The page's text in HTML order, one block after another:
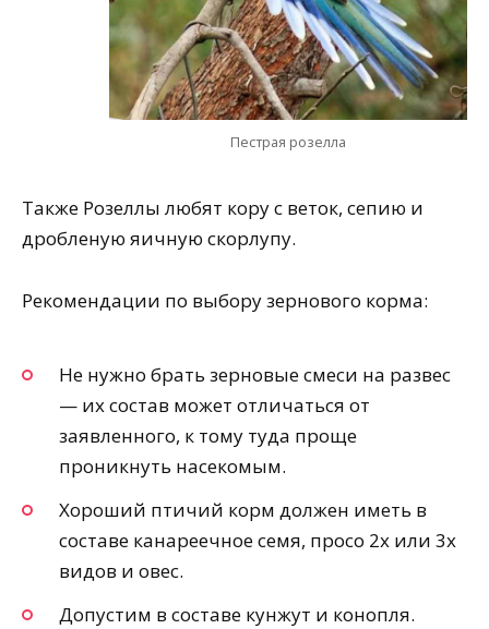
Пестрая розелла
Также Розеллы любят кору с веток, сепию и
дробленую яичную скорлупу.
Рекомендации по выбору зернового корма:
Не нужно брать зерновые смеси на развес
— их состав может отличаться от
заявленного, к тому туда проще
проникнуть насекомым.
Хороший птичий корм должен иметь в
составе канареечное семя, просо 2х или 3х
видов и овес.
Допустим в составе кунжут и конопля.